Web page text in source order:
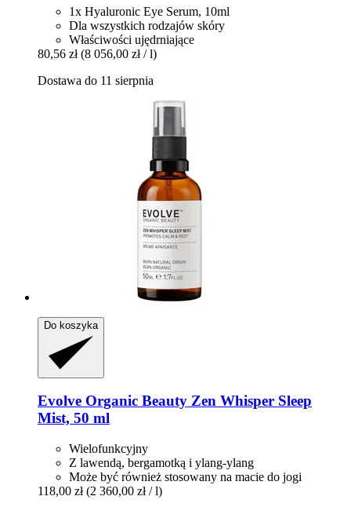
1x Hyaluronic Eye Serum, 10ml
Dla wszystkich rodzajów skóry
Właściwości ujędrniające
80,56 zł (8 056,00 zł / l)
Dostawa do 11 sierpnia
Do koszyka
Evolve Organic Beauty Zen Whisper Sleep
Mist, 50 ml
Wielofunkcyjny
Z lawendą, bergamotką i ylang-ylang
Może być również stosowany na macie do jogi
118,00 zł (2 360,00 zł / l)